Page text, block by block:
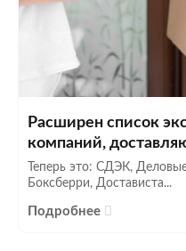
Расширен список
компаний,
Теперь это: СДЭК,
Боксберри, Достависта...
Подробнее